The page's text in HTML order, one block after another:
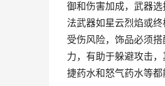
御和伤害加成，武器
法武器如星云烈焰或
受伤风险，饰品必须
力，有助于躲避攻击
捷药水和怒气药水等